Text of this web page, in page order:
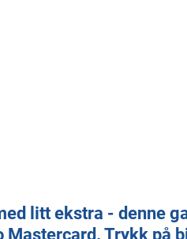
litt ekstra - denne
Mastercard. Trykk på